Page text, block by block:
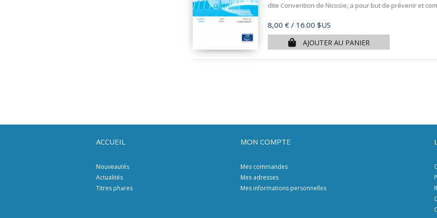
dite Convention de Nicosie, a pour but de prévenir et
Prix
8,00 € / 16.00 $US
AJOUTER AU PANIER
ACCUEIL
Nouveautés
Actualités
Titres phares
MON COMPTE
Mes commandes
Mes adresses
Mes informations personnelles